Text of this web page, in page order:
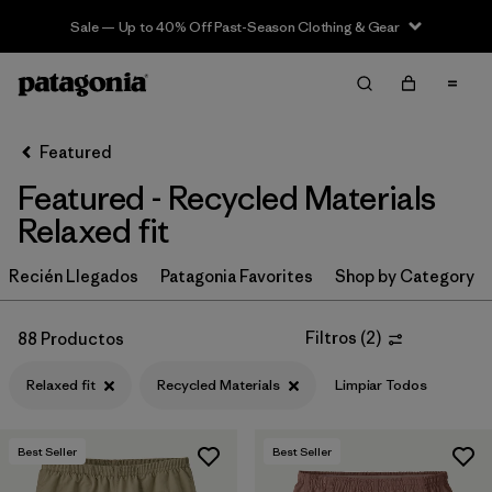
Sale — Up to 40% Off Past-Season Clothing & Gear
Filter & Sort Limpiar Todos
Ordenar Por
Filtrar por
Category
Filtrar por
Price
Filtrar por
Color
Featured
Featured - Recycled Materials
Relaxed fit
Recién Llegados Patagonia Favorites Shop by Category
88 Productos Filtros (2)
Relaxed fit Recycled Materials Limpiar Todos
Best Seller Best Seller